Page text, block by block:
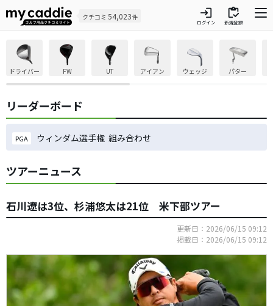
クチコミ 54,023件 login
ログイン
inventory
新規登録
ドライバー FW UT アイアン ウェッジ パター
リーダーボード
PGA ウィンダム選手権 組み合わせ
ツアーニュース
石川遼は3位、杉浦悠太は21位 米下部ツアー
更新日：2026/06/15 09:12
掲載日：2026/06/15 09:12